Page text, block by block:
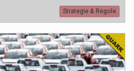
Strategie & Regole